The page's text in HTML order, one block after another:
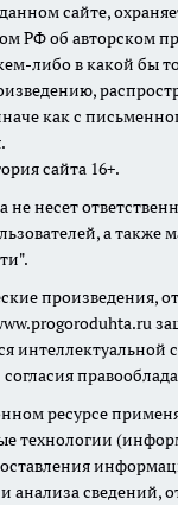
сайте,
РФ об авторском
либо в какой бы
как с
сайта 16+.
не несет
а также
произведения,
интеллектуальной
ресурсе
технологии
анализа сведений,